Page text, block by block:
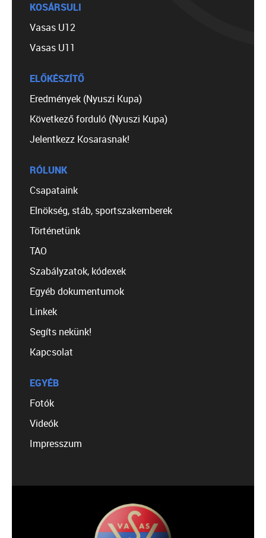
KOSÁRSULI
Vasas U12
Vasas U11
ELŐKÉSZÍTŐ
Eredmények (Nyuszi Kupa)
Következő forduló (Nyuszi Kupa)
Jelentkezz Kosarasnak!
RÓLUNK
Csapataink
Elnökség, stáb, sportszakemberek
Történetünk
TAO
Szabályzatok, kódexek
Egyéb dokumentumok
Linkek
Segíts nekünk!
Kapcsolat
EGYÉB
Fotók
Videók
Impresszum